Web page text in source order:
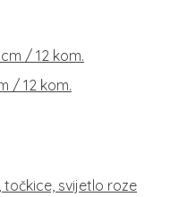
/ 12 kom.